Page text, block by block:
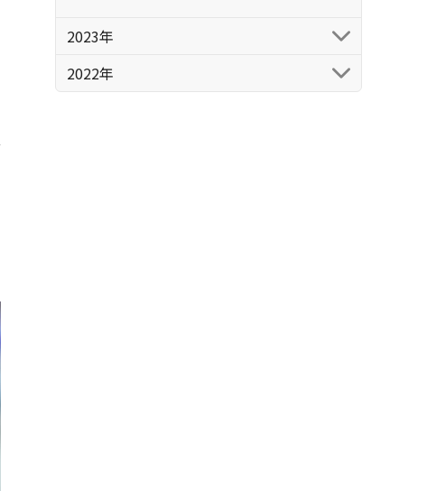
2023年
2022年